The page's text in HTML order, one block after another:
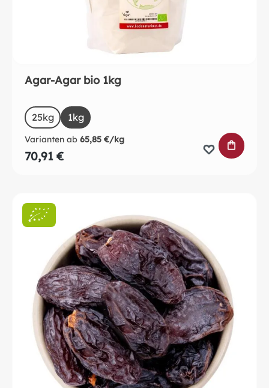
Agar-Agar bio 1kg
Sizeauswählen
25kg 1kg
Varianten ab 65,85 €/kg
70,91 €
IN DEN